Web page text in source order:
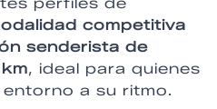
competitiva
senderista de
, ideal para quienes
a su ritmo.